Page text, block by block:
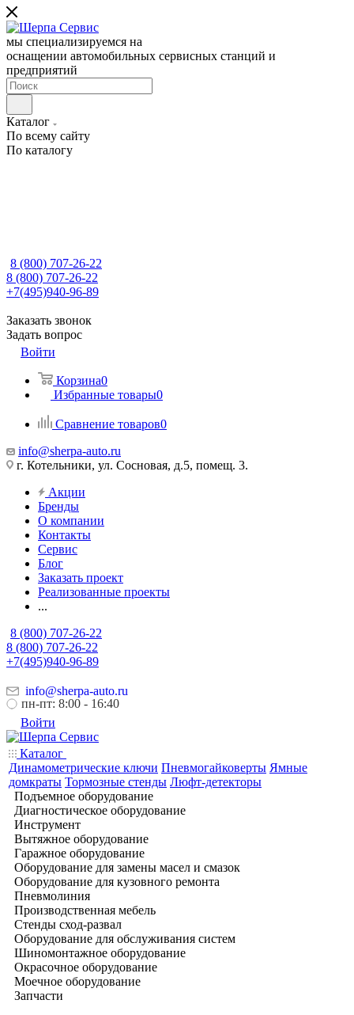
мы специализируемся на
оснащении автомобильных сервисных станций и
предприятий
Каталог
По всему сайту
По каталогу
8 (800) 707-26-22
8 (800) 707-26-22
+7(495)940-96-89
Заказать звонок
Задать вопрос
Войти
Корзина0
Избранные товары0
Сравнение товаров0
info@sherpa-auto.ru
г. Котельники, ул. Сосновая, д.5, помещ. 3.
Акции
Бренды
О компании
Контакты
Сервис
Блог
Заказать проект
Реализованные проекты
...
8 (800) 707-26-22
8 (800) 707-26-22
+7(495)940-96-89
info@sherpa-auto.ru
пн-пт: 8:00 - 16:40
Войти
Каталог
Динамометрические ключи Пневмогайковерты Ямные
домкраты Тормозные стенды Люфт-детекторы
Подъемное оборудование
Диагностическое оборудование
Инструмент
Вытяжное оборудование
Гаражное оборудование
Оборудование для замены масел и смазок
Оборудование для кузовного ремонта
Пневмолиния
Производственная мебель
Стенды сход-развал
Оборудование для обслуживания систем
Шиномонтажное оборудование
Окрасочное оборудование
Моечное оборудование
Запчасти